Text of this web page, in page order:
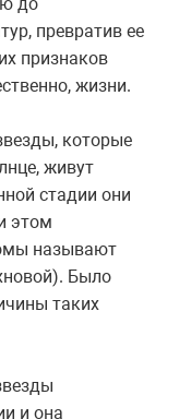
превратив ее
признаков
жизни.
которые
живут
стадии они
этом
называют
Было
таких
и она